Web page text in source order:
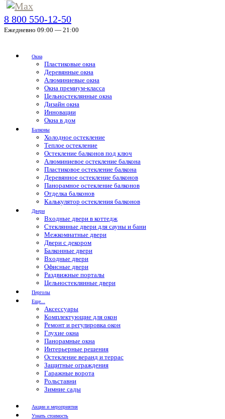
8 800 550-12-50
Ежедневно 09:00 — 21:00
Окна
Пластиковые окна
Деревянные окна
Алюминиевые окна
Окна премиум-класса
Цельностеклянные окна
Дизайн окна
Инновации
Окна в дом
Балконы
Холодное остекление
Теплое остекление
Остекление балконов под ключ
Алюминиевое остекление балкона
Пластиковое остекление балкона
Деревянное остекление балконов
Панорамное остекление балконов
Отделка балконов
Калькулятор остекления балконов
Двери
Входные двери в коттедж
Стеклянные двери для сауны и бани
Межкомнатные двери
Двери с декором
Балконные двери
Входные двери
Офисные двери
Раздвижные порталы
Цельностеклянные двери
Перголы
Еще...
Аксессуары
Комплектующие для окон
Ремонт и регулировка окон
Глухие окна
Панорамные окна
Интерьерные решения
Остекление веранд и террас
Защитные ограждения
Гаражные ворота
Рольставни
Зимние сады
Акции и мероприятия
Узнать стоимость